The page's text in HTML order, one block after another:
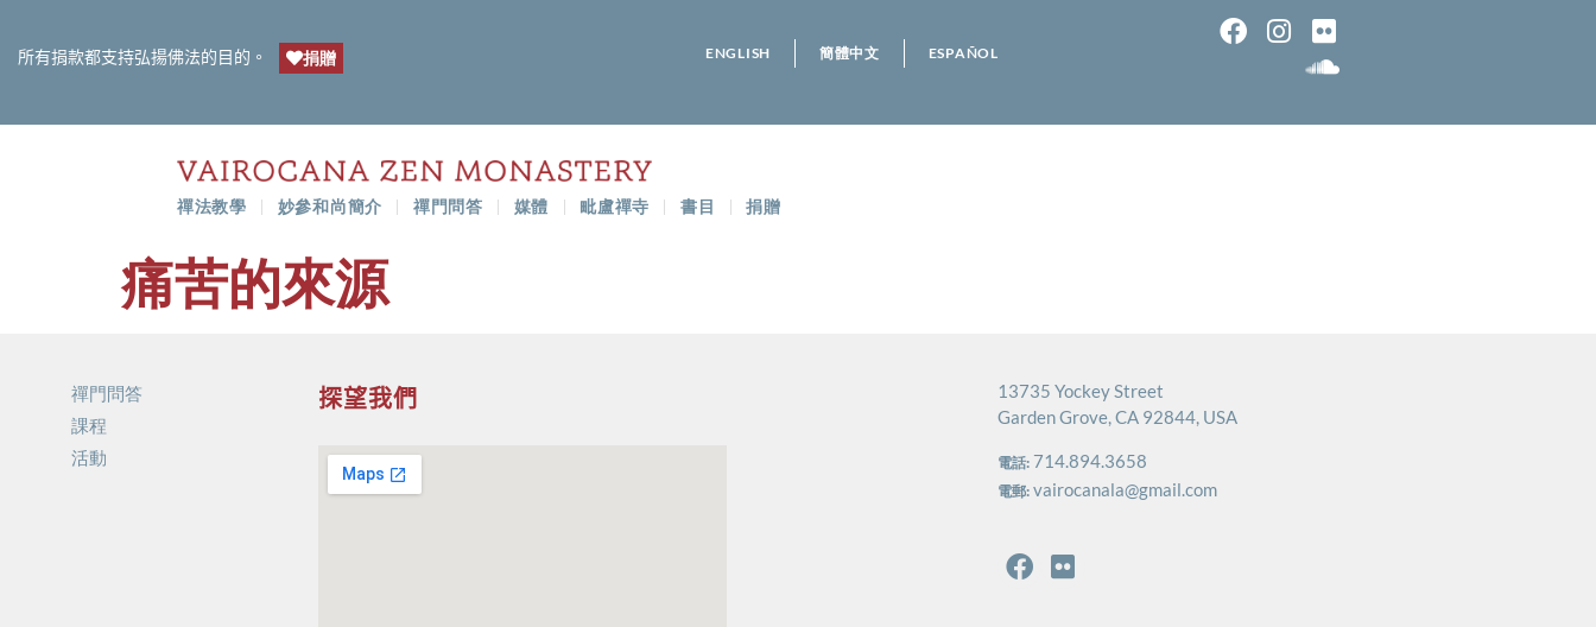
所有捐款都支持弘揚佛法的目的。 捐贈 ENGLISH 簡體中文 ESPAÑOL
禪法教學 妙參和尚簡介 禪門問答 媒體 毗盧禪寺 書目 捐贈
痛苦的來源
禪門問答
課程
活動
探望我們
13735 Yockey Street
Garden Grove, CA 92844, USA
電話: 714.894.3658
電郵: vairocanala@gmail.com